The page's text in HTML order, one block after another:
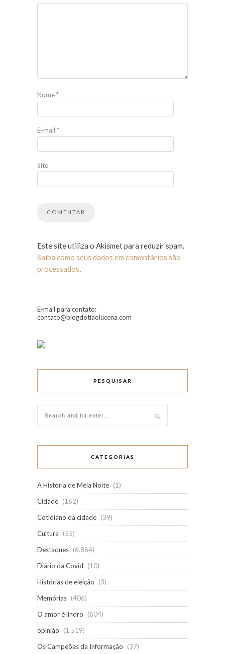
Nome*
E-mail *
Site
Este site utiliza o Akismet para reduzir spam.
Saiba como seus dados em comentários são
processados.
E-mail para contato:
contato@blogdotiaolucena.com
PESQUISAR
CATEGORIAS
A História de Meia Noite (1)
Cidade (162)
Cotidiano da cidade (39)
Cultura
(55)
Destaques (6.864)
Diário da Covid
(10)
Histórias de eleição
(3)
Memórias (406)
O amor é lindro
(604)
opinião
(1.519)
Os Campeões da Informação
(37)